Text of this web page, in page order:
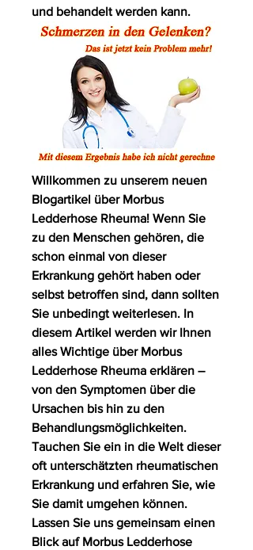
und behandelt werden kann.
Willkommen zu unserem neuen
Blogartikel über Morbus
Ledderhose Rheuma! Wenn Sie
zu den Menschen gehören, die
schon einmal von dieser
Erkrankung gehört haben oder
selbst betroffen sind, dann sollten
Sie unbedingt weiterlesen. In
diesem Artikel werden wir Ihnen
alles Wichtige über Morbus
Ledderhose Rheuma erklären –
von den Symptomen über die
Ursachen bis hin zu den
Behandlungsmöglichkeiten.
Tauchen Sie ein in die Welt dieser
oft unterschätzten rheumatischen
Erkrankung und erfahren Sie, wie
Sie damit umgehen können.
Lassen Sie uns gemeinsam einen
Blick auf Morbus Ledderhose